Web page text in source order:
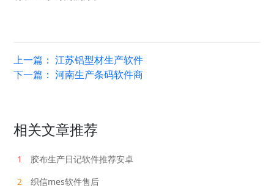
上一篇：江苏铝型材生产软件
下一篇：河南生产条码软件商
相关文章推荐
1
胶布生产日记软件推荐安卓
2
织信mes软件售后